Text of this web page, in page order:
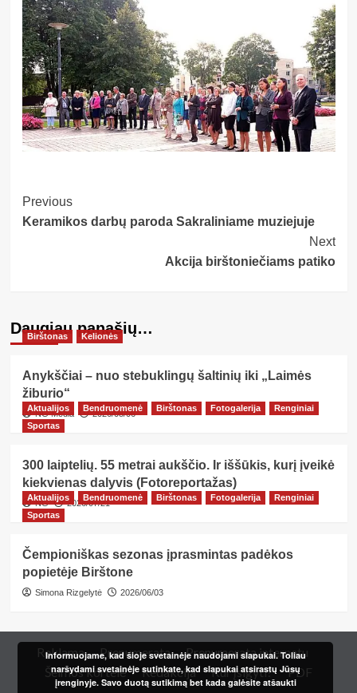
Post
Navigation
Previous
Keramikos darbų paroda Sakraliniame muziejuje
Next
Akcija birštoniečiams patiko
Daugiau panašių…
Birštonas Kelionės
Anykščiai – nuo stebuklingų šaltinių iki „Laimės
žiburio“
NG Media 2026/08/06
Aktualijos Bendruomenė Birštonas Fotogalerija
Renginiai
Sportas
300 laiptelių. 55 metrai aukščio. Ir iššūkis, kurį įveikė
kiekvienas dalyvis (Fotoreportažas)
NG 2026/07/21
Aktualijos Bendruomenė Birštonas Fotogalerija
Renginiai
Sportas
Čempioniškas sezonas įprasmintas padėkos
popietėje Birštone
Simona Rizgelytė 2026/06/03
Reklama Prenumerata
Prenumerata internetu
Šeimos kortelė
Redakcija Kur įsigyti? PDF
Informuojame, kad šioje svetainėje naudojami slapukai. Toliau
naršydami svetainėje sutinkate, kad slapukai atsirastų Jūsų
įrenginyje. Savo duotą sutikimą bet kada galėsite atšaukti